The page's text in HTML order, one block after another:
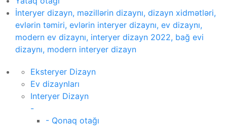
İnteryer dizayn, məzillərin dizaynı, dizayn xidmətləri,
evlərin təmiri, evlərin interyer dizaynı, ev dizaynı,
modern ev dizaynı, interyer dizayn 2022, bağ evi
dizaynı, modern interyer dizayn
Eksteryer Dizayn
Ev dizaynları
Interyer Dizayn
-
- Qonaq otağı